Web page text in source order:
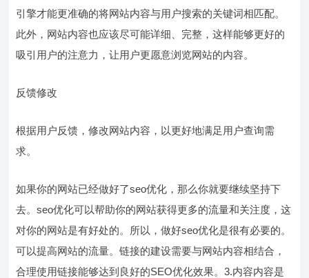
引擎才能更准确的将网站内容与用户搜索的关键词相匹配。
此外，网站内容也应该尽可能详细、完整，这样能够更好的
吸引用户的注意力，让用户更愿意浏览网站的内容。
反馈修改
根据用户反馈，修改网站内容，以更好地满足用户查询需
求。
如果你的网站已经做好了seo优化，那么你就要继续坚持下
去。seo优化可以帮助你的网站获得更多的流量和关注度，这
对你的网站是有好处的。所以，做好seo优化是很有必要的。
可以提高网站的流量。链接的建设需要与网站内容相结合，
合理使用链接能够达到良好的SEO优化效果。3.内容内容是